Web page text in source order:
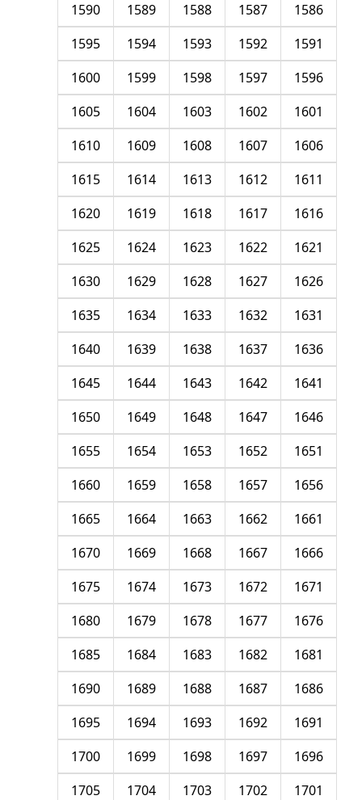
1586
1587
1588
1589
1590
1591
1592
1593
1594
1595
1596
1597
1598
1599
1600
1601
1602
1603
1604
1605
1606
1607
1608
1609
1610
1611
1612
1613
1614
1615
1616
1617
1618
1619
1620
1621
1622
1623
1624
1625
1626
1627
1628
1629
1630
1631
1632
1633
1634
1635
1636
1637
1638
1639
1640
1641
1642
1643
1644
1645
1646
1647
1648
1649
1650
1651
1652
1653
1654
1655
1656
1657
1658
1659
1660
1661
1662
1663
1664
1665
1666
1667
1668
1669
1670
1671
1672
1673
1674
1675
1676
1677
1678
1679
1680
1681
1682
1683
1684
1685
1686
1687
1688
1689
1690
1691
1692
1693
1694
1695
1696
1697
1698
1699
1700
1701
1702
1703
1704
1705